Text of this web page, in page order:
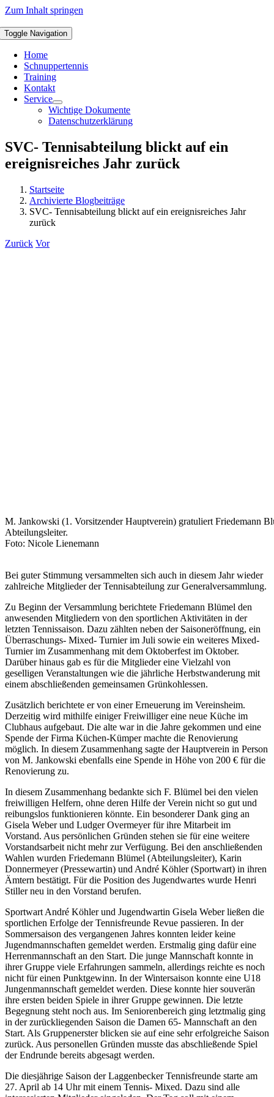
Zum Inhalt springen
Toggle Navigation
Home
Schnuppertennis
Training
Kontakt
Service
Wichtige Dokumente
Datenschutzerklärung
SVC- Tennisabteilung blickt auf ein
ereignisreiches Jahr zurück
Startseite
Archivierte Blogbeiträge
SVC- Tennisabteilung blickt auf ein ereignisreiches Jahr
zurück
Zurück Vor
M. Jankowski (1. Vorsitzender Hauptverein) gratuliert Friedemann
Abteilungsleiter.
Foto: Nicole Lienemann
Bei guter Stimmung versammelten sich auch in diesem Jahr wieder
zahlreiche Mitglieder der Tennisabteilung zur Generalversammlung.
Zu Beginn der Versammlung berichtete Friedemann Blümel den
anwesenden Mitgliedern von den sportlichen Aktivitäten in der
letzten Tennissaison. Dazu zählten neben der Saisoneröffnung, ein
Überraschungs- Mixed- Turnier im Juli sowie ein weiteres Mixed-
Turnier im Zusammenhang mit dem Oktoberfest im Oktober.
Darüber hinaus gab es für die Mitglieder eine Vielzahl von
geselligen Veranstaltungen wie die jährliche Herbstwanderung mit
einem abschließenden gemeinsamen Grünkohlessen.
Zusätzlich berichtete er von einer Erneuerung im Vereinsheim.
Derzeitig wird mithilfe einiger Freiwilliger eine neue Küche im
Clubhaus aufgebaut. Die alte war in die Jahre gekommen und eine
Spende der Firma Küchen-Kümper machte die Renovierung
möglich. In diesem Zusammenhang sagte der Hauptverein in Person
von M. Jankowski ebenfalls eine Spende in Höhe von 200 € für die
Renovierung zu.
In diesem Zusammenhang bedankte sich F. Blümel bei den vielen
freiwilligen Helfern, ohne deren Hilfe der Verein nicht so gut und
reibungslos funktionieren könnte. Ein besonderer Dank ging an
Gisela Weber und Ludger Overmeyer für ihre Mitarbeit im
Vorstand. Aus persönlichen Gründen stehen sie für eine weitere
Vorstandsarbeit nicht mehr zur Verfügung. Bei den anschließenden
Wahlen wurden Friedemann Blümel (Abteilungsleiter), Karin
Donnermeyer (Pressewartin) und André Köhler (Sportwart) in ihren
Ämtern bestätigt. Für die Position des Jugendwartes wurde Henri
Stiller neu in den Vorstand berufen.
Sportwart André Köhler und Jugendwartin Gisela Weber ließen die
sportlichen Erfolge der Tennisfreunde Revue passieren. In der
Sommersaison des vergangenen Jahres konnten leider keine
Jugendmannschaften gemeldet werden. Erstmalig ging dafür eine
Herrenmannschaft an den Start. Die junge Mannschaft konnte in
ihrer Gruppe viele Erfahrungen sammeln, allerdings reichte es noch
nicht für einen Punktgewinn. In der Wintersaison konnte eine U18
Jungenmannschaft gemeldet werden. Diese konnte hier souverän
ihre ersten beiden Spiele in ihrer Gruppe gewinnen. Die letzte
Begegnung steht noch aus. Im Seniorenbereich ging letztmalig ging
in der zurückliegenden Saison die Damen 65- Mannschaft an den
Start. Als Gruppenerster blicken sie auf eine sehr erfolgreiche Saison
zurück. Aus personellen Gründen musste das abschließende Spiel
der Endrunde bereits abgesagt werden.
Die diesjährige Saison der Laggenbecker Tennisfreunde starte am
27. April ab 14 Uhr mit einem Tennis- Mixed. Dazu sind alle